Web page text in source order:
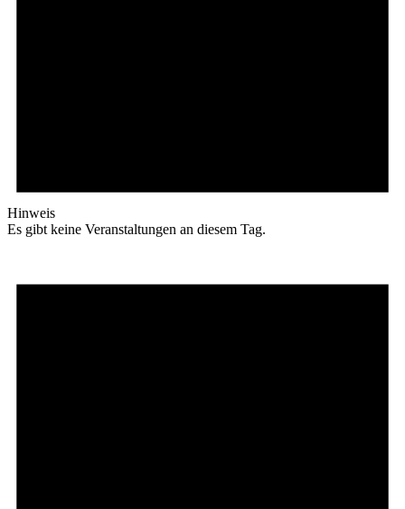
Hinweis
Es gibt keine Veranstaltungen an diesem Tag.